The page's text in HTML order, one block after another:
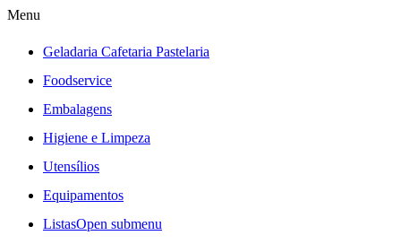
Menu
Geladaria Cafetaria Pastelaria
Foodservice
Embalagens
Higiene e Limpeza
Utensílios
Equipamentos
ListasOpen submenu